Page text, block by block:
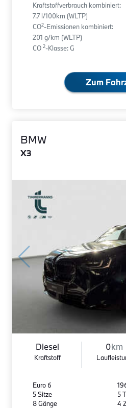
Kraftstoffverbrauch kombiniert:
7.7 l/100km (WLTP)
CO2-Emissionen kombiniert:
201 g/km (WLTP)
CO 2-Klasse: G
Zum
BMW
X3
Diesel
Kraftstoff
0km
Euro 6
5 Sitze
8 Gänge
5
4